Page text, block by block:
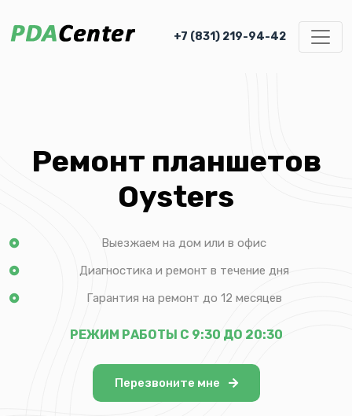
+7 (831) 219-94-42
Ремонт планшетов
Oysters
Выезжаем на дом или в офис
Диагностика и ремонт в течение дня
Гарантия на ремонт до 12 месяцев
РЕЖИМ РАБОТЫ С 9:30 ДО 20:30
Перезвоните мне